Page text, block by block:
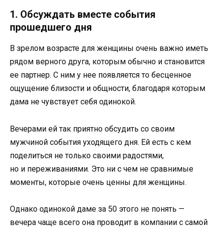
1. Обсуждать вместе события
прошедшего дня
В зрелом возрасте для женщины очень важно иметь
рядом верного друга, которым обычно и становится
ее партнер. С ним у нее появляется то бесценное
ощущение близости и общности, благодаря которым
дама не чувствует себя одинокой.
Вечерами ей так приятно обсудить со своим
мужчиной события уходящего дня. Ей есть с кем
поделиться не только своими радостями,
но и переживаниями. Это ни с чем не сравнимые
моменты, которые очень ценны для женщины.
Однако одинокой даме за 50 этого не понять —
вечера чаще всего она проводит в компании с самой